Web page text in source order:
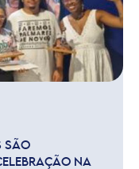
SÃO
NA